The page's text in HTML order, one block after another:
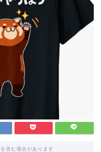
含む場合があります